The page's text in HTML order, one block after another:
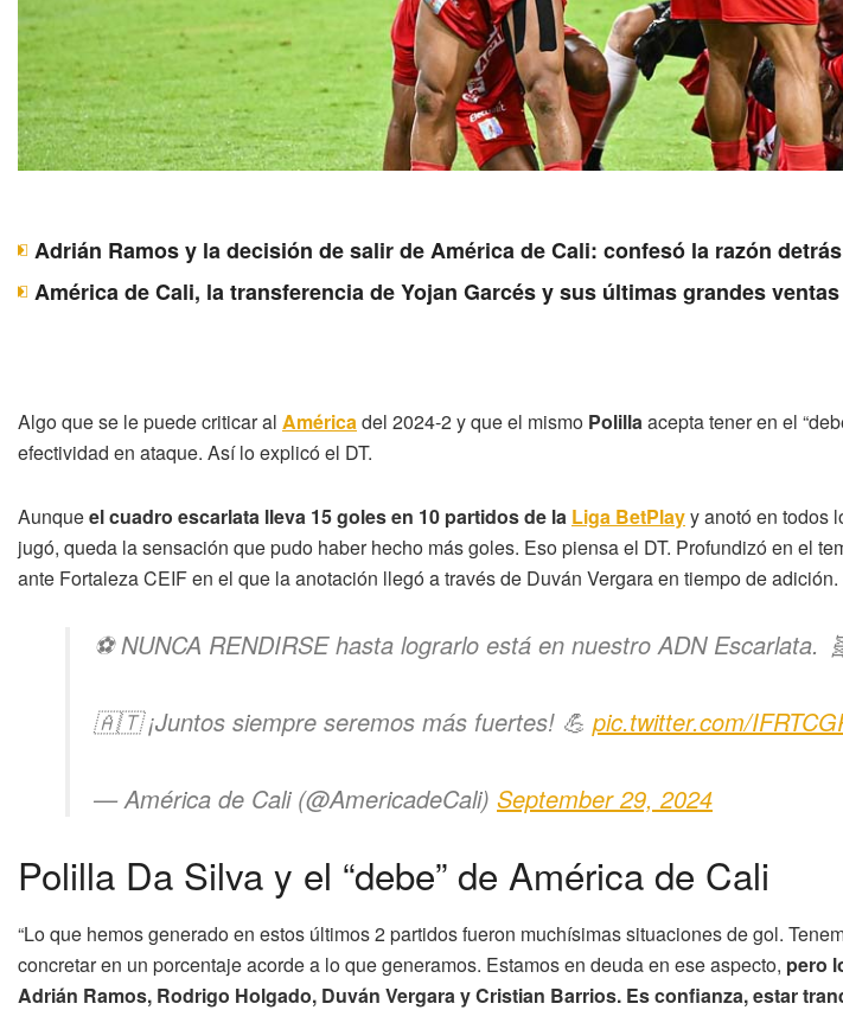
Adrián Ramos y la decisión de salir de América de Cali: confesó la razón
América de Cali, la transferencia de Yojan Garcés y sus últimas grandes
Algo que se le puede criticar al Américadel 2024-2 y que el mismo Polillaacepta tener en el
efectividad en ataque. Así lo explicó el DT.
Aunqueel cuadro escarlata lleva 15 goles en 10 partidos de la Liga BetPlayy anotó en todos
jugó, queda la sensación que pudo haber hecho más goles. Eso piensa el DT. Profundizó en el
ante Fortaleza CEIF en el que la anotación llegó a través de Duván Vergara en tiempo de adición.
⚽ NUNCA RENDIRSE hasta lograrlo está en nuestro ADN Escarlata.
🇦🇹 ¡Juntos siempre seremos más fuertes! 💪 pic.twitter.com/
— América de Cali (@AmericadeCali) September 29, 2024
Polilla Da Silva y el “debe” de América de Cali
“Lo que hemos generado en estos últimos 2 partidos fueron muchísimas situaciones de gol.
concretar en un porcentaje acorde a lo que generamos. Estamos en deuda en ese aspecto, pero
Adrián Ramos, Rodrigo Holgado, Duván Vergara y Cristian Barrios. Es confianza, estar